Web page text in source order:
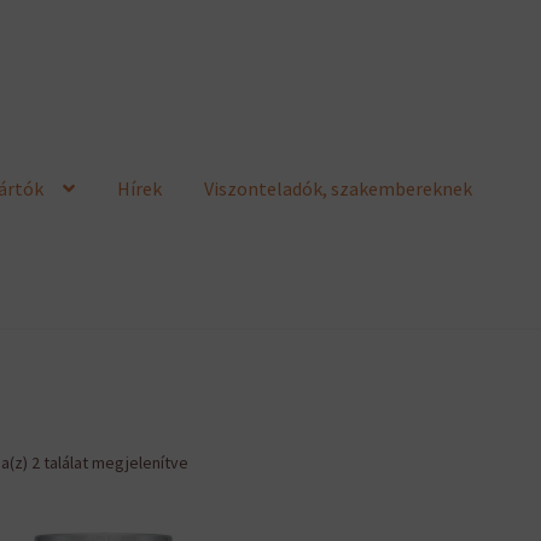
Hírek Viszonteladók, szakembereknek
2 találat megjelenítve